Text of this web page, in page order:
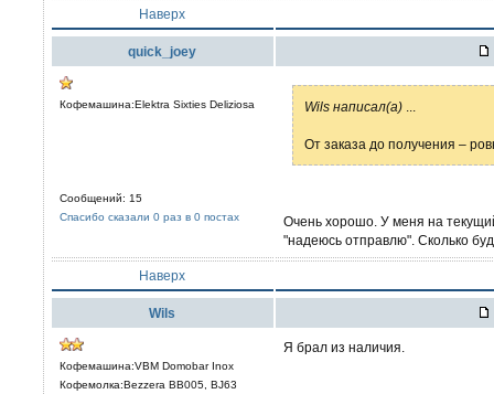
Наверх
quick_joey
Кофемашина:Elektra Sixties Deliziosa
Сообщений: 15
Спасибо сказали 0 раз в 0 постах
Wils написал(а)
От заказа до получения –
Очень хорошо. У меня на
"надеюсь отправлю". Сколько
Наверх
Wils
Кофемашина:VBM Domobar Inox
Кофемолка:Bezzera BB005, BJ63
Я брал из наличия.